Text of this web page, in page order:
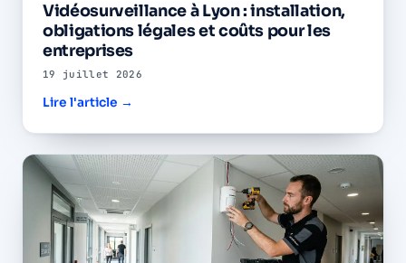
Vidéosurveillance à Lyon : installation,
obligations légales et coûts pour les
entreprises
19 juillet 2026
Lire l'article →